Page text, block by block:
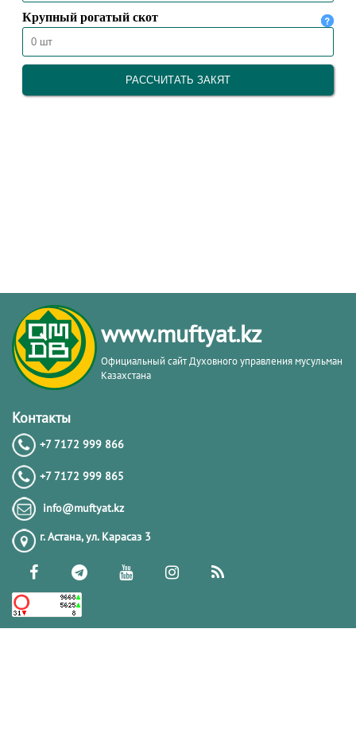
www.muftyat.kz
Официальный сайт Духовного управления мусульман
Казахстана
Контакты
+7 7172 999 866
+7 7172 999 865
info@muftyat.kz
г. Астана, ул. Карасаз 3